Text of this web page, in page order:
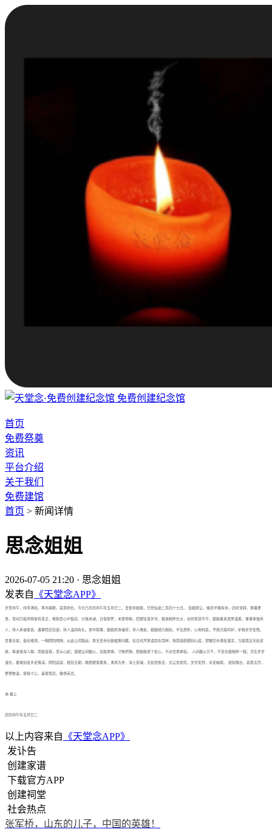
免费创建纪念馆
首页
免费祭奠
资讯
平台介绍
关于我们
免费建馆
首页 > 新闻详情
思念姐姐
2026-07-05 21:20 · 思念姐姐
发表自 《天堂念APP》
岁至丙午，时序清和，草木静默，哀思绵长。今日乃农历丙午年五月廿二，吾挚亲姐姐，已然仙逝二百四十七日。 自姐辞尘，倏忽半载有余，四时流转，寒暑更
迭，世间万般风物皆有变迁，唯独吾心中惦念，分毫未减，日夜萦怀，未曾停歇。回望往昔岁月，姐弟相伴长大，幼时家境平平，姐姐素来宽厚温柔，事事体恤亲
人，待人赤诚善良，遇事隐忍包容，待人温润有礼。家中琐事，姐姐躬身操劳；亲人难处，姐姐倾力相扶，半生质朴，心地纯良，予我万般呵护，护我岁岁安稳。
世事无常，造化难测，一朝阴阳两隔，从此山河路远，再无至亲长姐嘘寒问暖。往日欢声笑语犹在耳畔，熟悉容颜镌刻心底，梦醒空余满目凄凉，万般思念无处安
放。每逢夜深人静，思姐音容，悲从心起；凝望尘间烟火，念姐恩情，寸断肝肠。愿姐姐泉下安心，不必忧思牵挂。 人间烟火万千，不及长姐相伴一程；浮生岁岁
漫长，最难割舍手足情深。阴阳迢迢，相见无期，唯愿碧落黄泉，清风为伴，净土安魂，无俗世疾苦，无尘世烦忧，岁岁安然，永安幽冥。 纸短情长，哀思无尽，
寥寥数语，寄我寸心，遥寄思念，敬祷英灵。
弟 敬上
农历丙午年五月廿二
以上内容来自 《天堂念APP》
发讣告
创建家谱
下载官方APP
创建祠堂
社会热点
张军桥，山东的儿子，中国的英雄！